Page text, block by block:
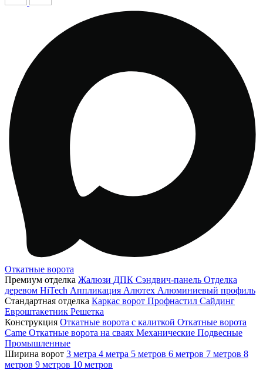
Откатные ворота
Премиум отделка Жалюзи ДПК Сэндвич-панель Отделка
деревом HiTech Аппликация Алютех Алюминиевый профиль
Стандартная отделка Каркас ворот Профнастил Сайдинг
Евроштакетник Решетка
Конструкция Откатные ворота с калиткой Откатные ворота
Came Откатные ворота на сваях Механические Подвесные
Промышленные
Ширина ворот 3 метра 4 метра 5 метров 6 метров 7 метров 8
метров 9 метров 10 метров